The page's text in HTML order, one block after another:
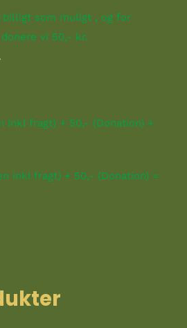
som muligt , og for
vi 50,- kr.
inkl fragt) + 50,- (Donation) +
inkl fragt) + 50,- (Donation) =